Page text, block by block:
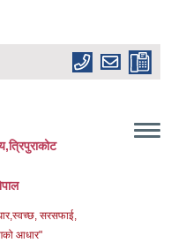
सरसफाई,
आधार"